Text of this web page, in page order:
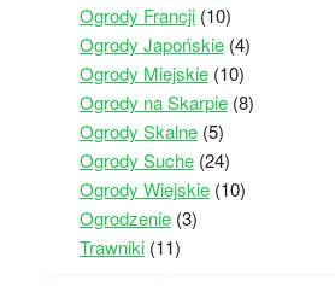
Ogrody Francji(10)
Ogrody Japońskie(4)
Ogrody Miejskie(10)
Ogrody na Skarpie(8)
Ogrody Skalne(5)
Ogrody Suche(24)
Ogrody Wiejskie(10)
Ogrodzenie(3)
Trawniki(11)